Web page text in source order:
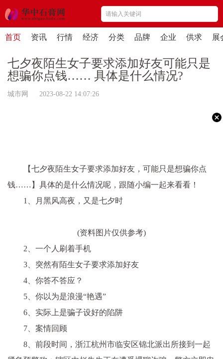
首页 资讯 行情 经济 分类 品牌 企业 供求 展
七夕夜陌生女子要求添加好友可能只是
想骗你点钱…… 具体是什么情况?
城市网 2023-08-22 14:07:26
【七夕夜陌生女子要求添加好友，可能只是想骗你点
钱……】具体的是什么情况呢，跟随小编一起来看看！
1、月黑风高夜，又是七夕时
(资料图片仅供参考)
2、一个人刷着手机
3、突然有陌生女子要求添加好友
4、你答不答应？
5、你以为是浪漫“艳遇”
6、实际上是骗子设好的陷阱
7、案情回顾
8、前段时间，浙江杭州市临安区锦北派出所接到一起